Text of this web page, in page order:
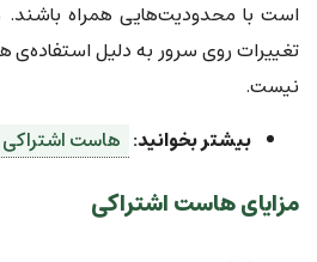
است با محدودیت‌هایی همراه باشند.
تغییرات روی سرور به دلیل استفاده‌ی
نیست.
بیشتر بخوانید: هاست اشتراکی
مزایای هاست اشتراکی